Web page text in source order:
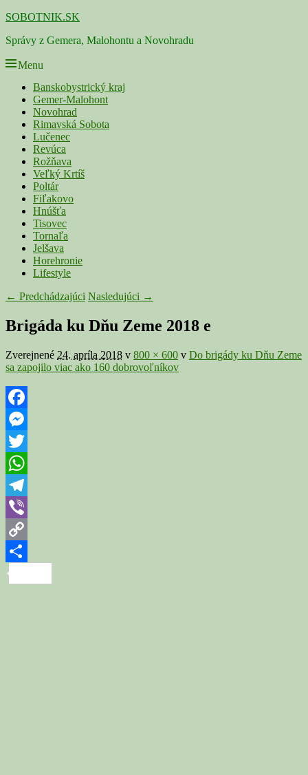
Skip
content
SOBOTNIK.SK
Správy z Gemera, Malohontu a Novohradu
Menu
Primárne
menu
Banskobystrický kraj
Gemer-Malohont
Novohrad
Rimavská Sobota
Lučenec
Revúca
Rožňava
Veľký Krtíš
Poltár
Fiľakovo
Hnúšťa
Tisovec
Tornaľa
Jelšava
Horehronie
Lifestyle
Navigácia
galérii
← Predchádzajúci Nasledujúci →
Brigáda ku Dňu Zeme 2018 e
Zverejnené 24. apríla 2018 v 800 × 600 v Do brigády ku Dňu Zeme
sa zapojilo viac ako 160 dobrovoľníkov
Facebook
Messenger
Twitter
WhatsApp
Telegram
Viber
Copy
Link